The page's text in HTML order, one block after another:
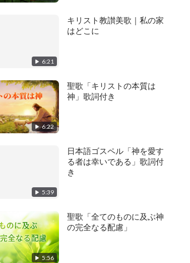
6:21
キリスト教讃美歌｜私の家
はどこに
6:22
聖歌「キリストの本質は
神」歌詞付き
5:39
日本語ゴスペル「神を愛す
る者は幸いである」歌詞付
き
5:56
聖歌「全てのものに及ぶ神
の完全なる配慮」